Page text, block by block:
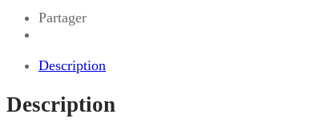
Partager
Description
Description